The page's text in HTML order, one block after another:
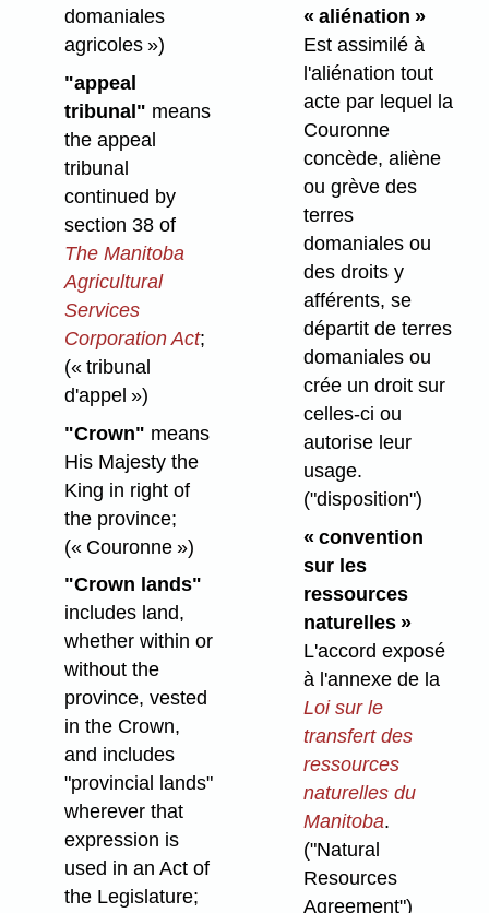
domaniales
agricoles »)
"appeal
tribunal" means
the appeal
tribunal
continued by
section 38 of
The Manitoba
Agricultural
Services
Corporation Act;
(« tribunal
d'appel »)
"Crown" means
His Majesty the
King in right of
the province;
(« Couronne »)
"Crown lands"
includes land,
whether within or
without the
province, vested
in the Crown,
and includes
"provincial lands"
wherever that
expression is
used in an Act of
the Legislature;
« aliénation »
Est assimilé à
l'aliénation tout
acte par lequel la
Couronne
concède, aliène
ou grève des
terres
domaniales ou
des droits y
afférents, se
départit de terres
domaniales ou
crée un droit sur
celles-ci ou
autorise leur
usage.
("disposition")
« convention
sur les
ressources
naturelles »
L'accord exposé
à l'annexe de la
Loi sur le
transfert des
ressources
naturelles du
Manitoba.
("Natural
Resources
Agreement")